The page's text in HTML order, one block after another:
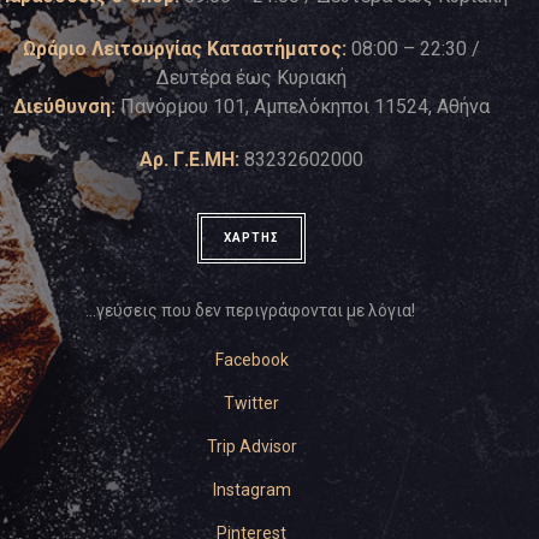
Ωράριο Λειτουργίας Καταστήματος: 08:00 – 22:30 /
Δευτέρα έως Κυριακή
Διεύθυνση: Πανόρμου 101, Αμπελόκηποι 11524, Αθήνα
Αρ. Γ.Ε.ΜΗ: 83232602000
ΧΑΡΤΗΣ
…γεύσεις που δεν περιγράφονται με λόγια!
Facebook
Twitter
Trip Advisor
Instagram
Pinterest